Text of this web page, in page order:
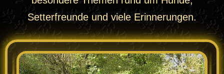
Setterfreunde und viele Erinnerungen.